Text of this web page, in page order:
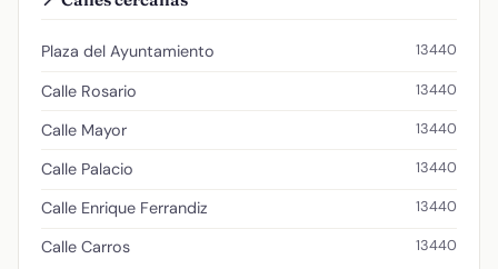
Plaza del Ayuntamiento 13440
Calle Rosario 13440
Calle Mayor 13440
Calle Palacio 13440
Calle Enrique Ferrandiz 13440
Calle Carros 13440